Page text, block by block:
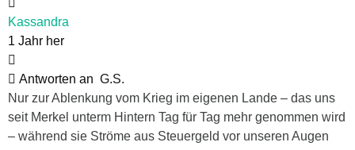
Kassandra
1 Jahr her
Antworten an G.S.
Nur zur Ablenkung vom Krieg im eigenen Lande – das uns
seit Merkel unterm Hintern Tag für Tag mehr genommen wird
– während sie Ströme aus Steuergeld vor unseren Augen